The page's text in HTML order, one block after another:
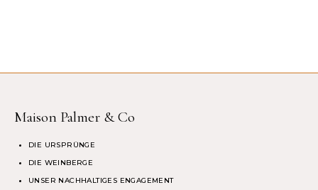
Maison Palmer & Co
DIE URSPRÜNGE
DIE WEINBERGE
UNSER NACHHALTIGES ENGAGEMENT